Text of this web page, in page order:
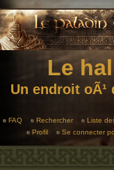
Le
Un endroit
FAQ Rechercher
Liste
Profil
Se connecter